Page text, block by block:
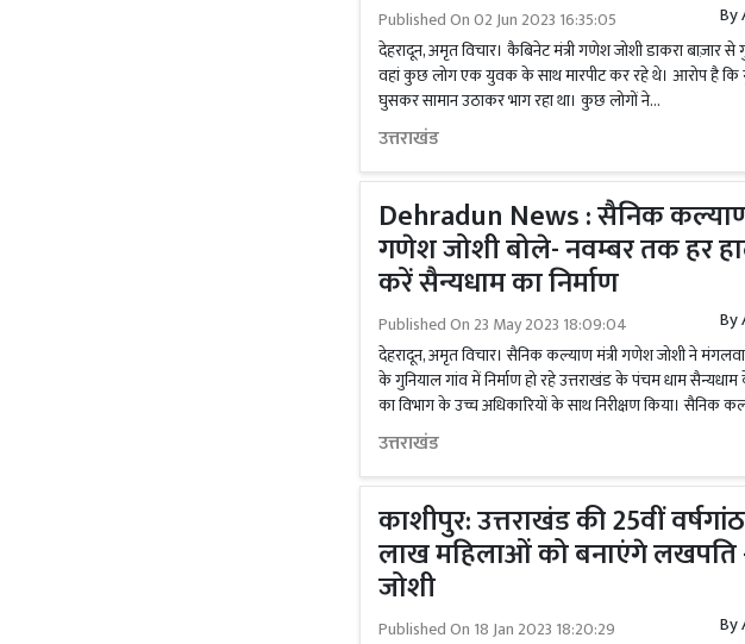
Published On02 Jun 2023 16:35:05 By
देहरादून, अमृत विचार। कैबिनेट मंत्री गणेश जोशी डाकरा बाज़ार
वहां कुछ लोग एक युवक के साथ मारपीट कर रहे थे। आरोप है
घुसकर सामान उठाकर भाग रहा था। कुछ लोगों ने...
उत्तराखंड
Dehradun News : सैनिक कल्याण
गणेश जोशी बोले- नवम्बर तक हर
करें सैन्यधाम का निर्माण
Published On 23 May 2023 18:09:04 By
देहरादून, अमृत विचार। सैनिक कल्याण मंत्री गणेश जोशी ने
के गुनियाल गांव में निर्माण हो रहे उत्तराखंड के पंचम धाम सैन्यधाम
का विभाग के उच्च अधिकारियों के साथ निरीक्षण किया। सैनिक
उत्तराखंड
काशीपुर: उत्तराखंड की 25वीं
लाख महिलाओं को बनाएंगे
जोशी
Published On 18 Jan 2023 18:20:29 By